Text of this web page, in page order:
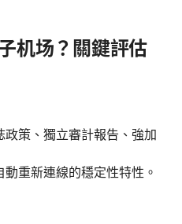
机场？關鍵評估
策、獨立審計報告、強加
重新連線的穩定性特性。